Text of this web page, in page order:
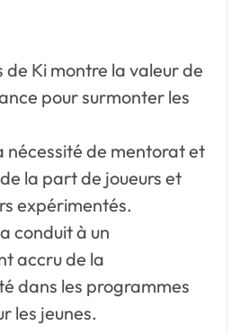
de Ki montre la valeur de
pour surmonter les
nécessité de mentorat et
la part de joueurs et
expérimentés.
conduit à un
accru de la
dans les programmes
les jeunes.